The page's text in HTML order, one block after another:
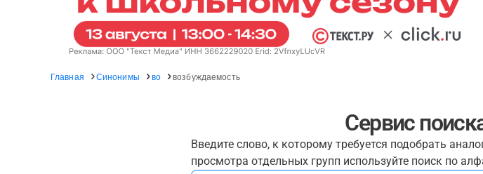
Главная Синонимы во возбуждаемость
Сервис
Введите слово, к которому требуется подобрать
просмотра отдельных групп используйте поиск по